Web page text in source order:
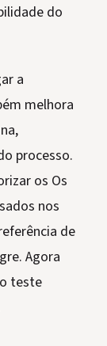
do
a
melhora
processo.
os Os
nos
de
Agora
teste